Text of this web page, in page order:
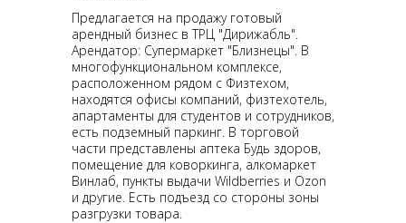
Предлагается на продажу готовый
арендный бизнес в ТРЦ "Дирижабль".
Арендатор: Супермаркет "Близнецы". В
многофункциональном комплексе,
расположенном рядом с Физтехом,
находятся офисы компаний, физтехотель,
апартаменты для студентов и сотрудников,
есть подземный паркинг. В торговой
части представлены аптека Будь здоров,
помещение для коворкинга, алкомаркет
Винлаб, пункты выдачи Wildberries и Ozon
и другие. Есть подъезд со стороны зоны
разгрузки товара.